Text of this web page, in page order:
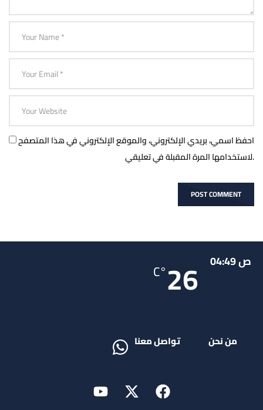
احفظ اسمي، بريدي الإلكتروني، والموقع الإلكتروني في هذا المتصفح
لاستخدامها المرة المقبلة في تعليقي.
ص 04:49 26
°C
من نحن تواصل معنا